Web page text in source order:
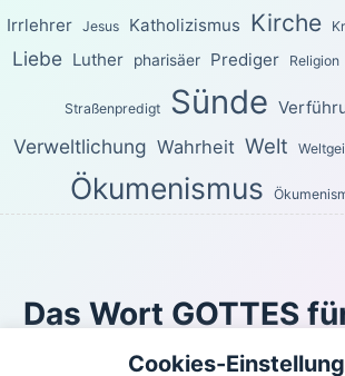
Irrlehrer Jesus Katholizismus Kirche
Liebe Luther pharisäer Prediger Religion
Straßenpredigt Sünde
Verweltlichung Wahrheit Welt
Ökumenismus
Das Wort GOTTES
heutigen Tag
Cookies-